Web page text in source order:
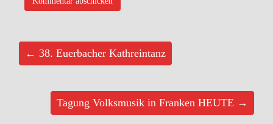
← 38. Euerbacher Kathreintanz
Tagung Volksmusik in Franken HEUTE →